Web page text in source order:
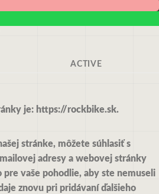
ACTIVE
je: https://rockbike.sk.
stránke, môžete súhlasiť s
adresy a webovej stránky
pre vaše pohodlie, aby ste nemuseli
znovu pri pridávaní ďalšieho